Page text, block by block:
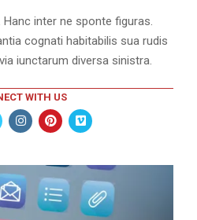
inter ne sponte figuras.
cognati habitabilis sua rudis
iunctarum diversa sinistra.
WITH US